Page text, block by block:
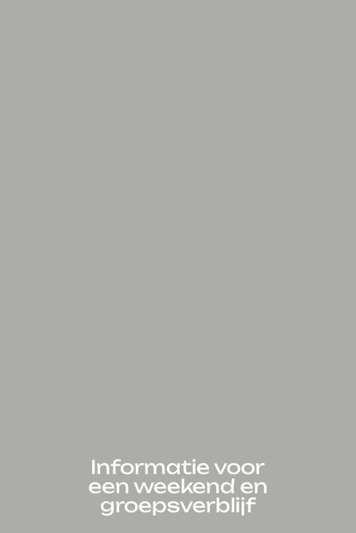
Informatie voor
een weekend en
groepsverblijf